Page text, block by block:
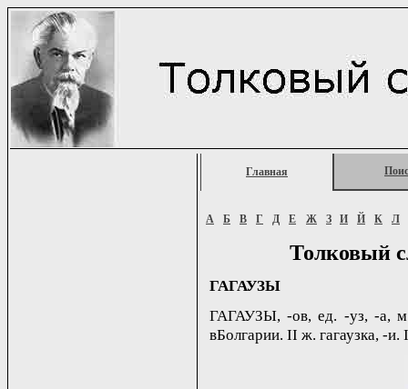
Главная
А Б В Г Д Е Ж З И Й К Л
Толковый
ГАГАУЗЫ
ГАГАУЗЫ, -ов, ед. -уз, -а,
вБолгарии. II ж. гагаузка, -и.